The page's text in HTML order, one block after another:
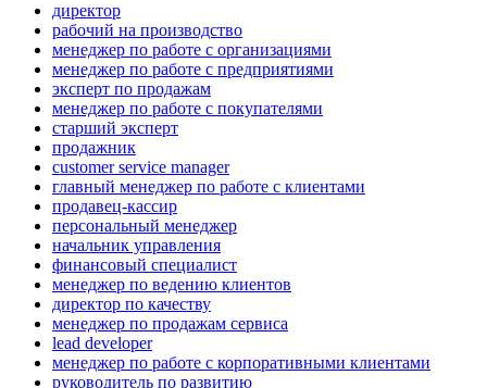
директор
рабочий на производство
менеджер по работе с организациями
менеджер по работе с предприятиями
эксперт по продажам
менеджер по работе с покупателями
старший эксперт
продажник
customer service manager
главный менеджер по работе с клиентами
продавец-кассир
персональный менеджер
начальник управления
финансовый специалист
менеджер по ведению клиентов
директор по качеству
менеджер по продажам сервиса
lead developer
менеджер по работе с корпоративными клиентами
руководитель по развитию